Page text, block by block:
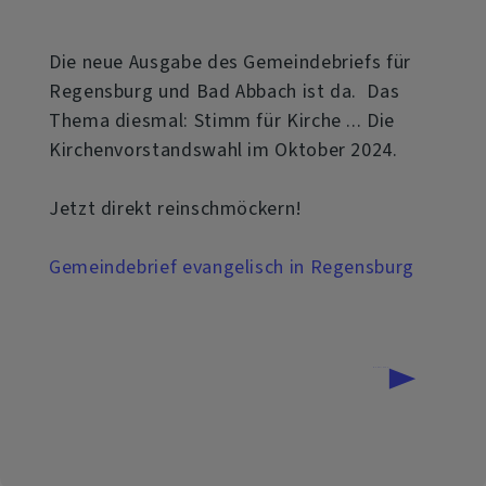
Die neue Ausgabe des Gemeindebriefs für
Regensburg und Bad Abbach ist da. Das
Thema diesmal: Stimm für Kirche ... Die
Kirchenvorstandswahl im Oktober 2024.
Jetzt direkt reinschmöckern!
Gemeindebrief evangelisch in Regensburg